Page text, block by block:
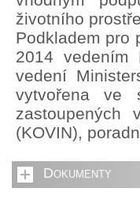
životního
Podkladem pro
2014 vedením
vedení
vytvořena ve
zastoupených
(KOVIN),
Dokumenty